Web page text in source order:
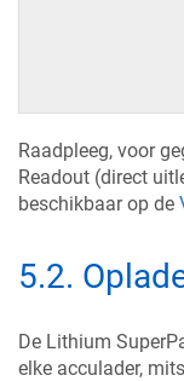
Raadpleeg, voor
Readout (direct
beschikbaar op de
5.2.
De Lithium
elke acculader,